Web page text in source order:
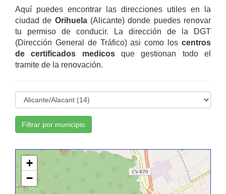
Aquí puedes encontrar las direcciones utiles en la
ciudad de Orihuela(Alicante) donde puedes renovar
tu permiso de conducir. La dirección de la DGT
(Dirección General de Tráfico) asi como los centros
de certificados medicosque gestionan todo el
tramite de la renovación.
Filtrar por municipio
+
−